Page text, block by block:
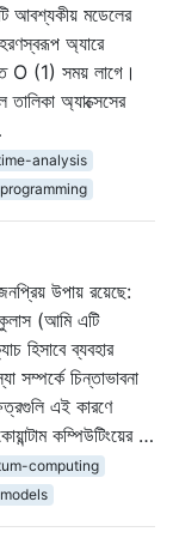
আবশ্যকীয় মডেলের
অ্যারে
O (1) সময় লাগে।
তালিকা অ্যাক্সেসের
analysis
উপায় রয়েছে:
(আমি এটি
হিসাবে ব্যবহার
সম্পর্কে চিন্তাভাবনা
এই কারণে
কম্পিউটিংয়ের …
computing